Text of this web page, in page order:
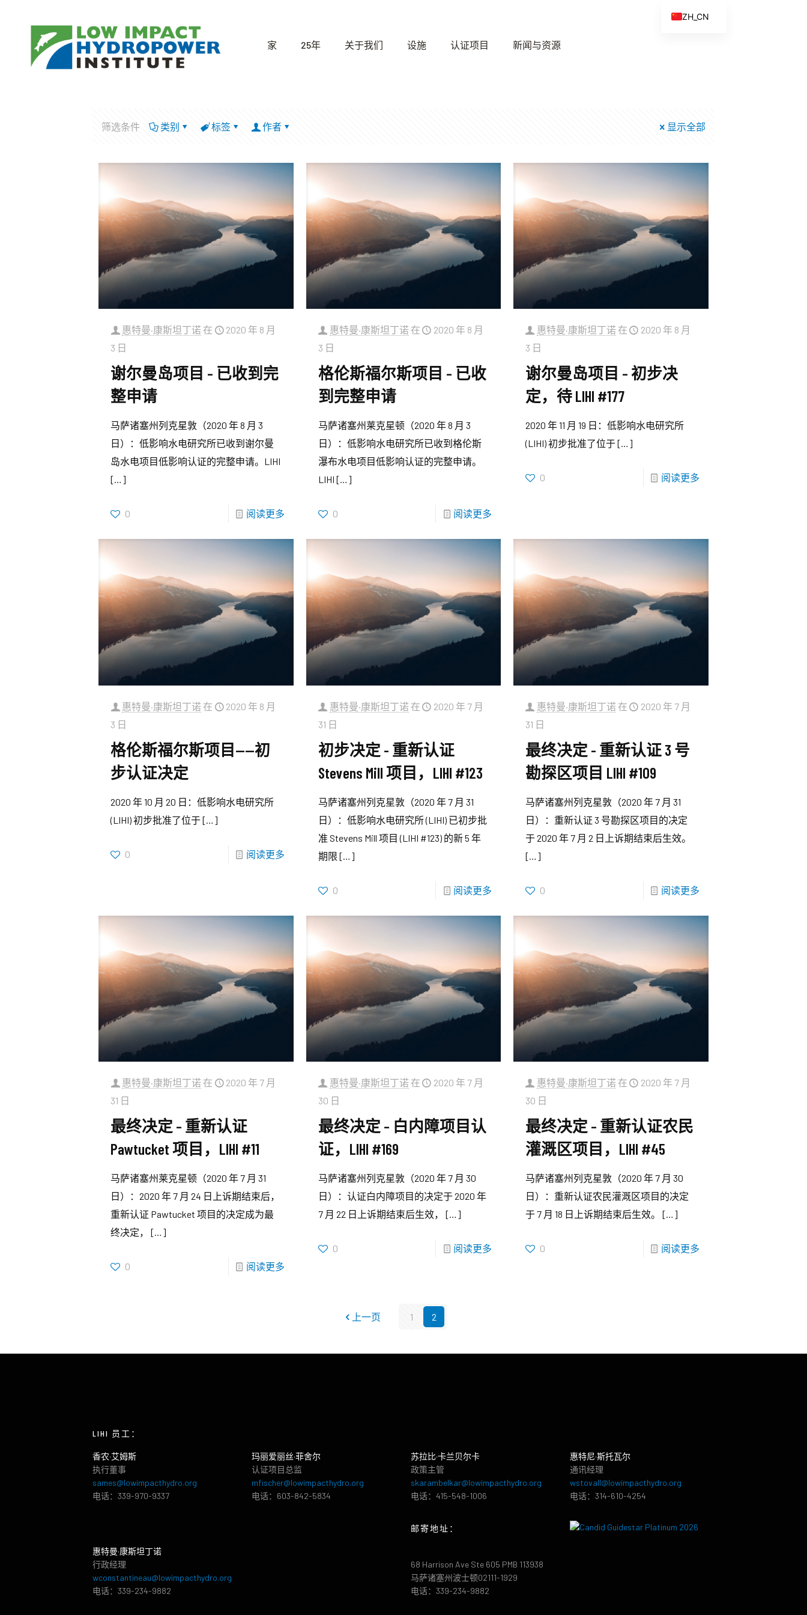
家 25年 关于我们 设施 认证项目 新闻与资源
筛选条件 类别 标签 作者 显示全部
惠特曼·康斯坦丁诺 在
2020 年 8 月
3 日
谢尔曼岛项目 – 已收到完
整申请
马萨诸塞州列克星敦（2020 年 8 月 3
日）：低影响水电研究所已收到谢尔曼
岛水电项目低影响认证的完整申请。LIHI
[…]
0 阅读更多
惠特曼·康斯坦丁诺 在
2020 年 8 月
3 日
格伦斯福尔斯项目 – 已收
到完整申请
马萨诸塞州莱克星顿（2020 年 8 月 3
日）：低影响水电研究所已收到格伦斯
瀑布水电项目低影响认证的完整申请。
LIHI […]
0 阅读更多
惠特曼·康斯坦丁诺 在
2020 年 8 月
3 日
谢尔曼岛项目 – 初步决
定，待 LIHI #177
2020 年 11 月 19 日：低影响水电研究所
(LIHI) 初步批准了位于[…]
0 阅读更多
惠特曼·康斯坦丁诺 在
2020 年 8 月
3 日
格伦斯福尔斯项目——初
步认证决定
2020 年 10 月 20 日：低影响水电研究所
(LIHI) 初步批准了位于[…]
0 阅读更多
惠特曼·康斯坦丁诺 在
2020 年 7 月
31 日
初步决定 - 重新认证
Stevens Mill 项目，LIHI #123
马萨诸塞州列克星敦（2020 年 7 月 31
日）：低影响水电研究所 (LIHI) 已初步批
准 Stevens Mill 项目 (LIHI #123) 的新 5 年
期限 […]
0 阅读更多
惠特曼·康斯坦丁诺 在
2020 年 7 月
31 日
最终决定 - 重新认证 3 号
勘探区项目 LIHI #109
马萨诸塞州列克星敦（2020 年 7 月 31
日）：重新认证 3 号勘探区项目的决定
于 2020 年 7 月 2 日上诉期结束后生效。
[…]
0 阅读更多
惠特曼·康斯坦丁诺 在
2020 年 7 月
31 日
最终决定 – 重新认证
Pawtucket 项目，LIHI #11
马萨诸塞州莱克星顿（2020 年 7 月 31
日）：2020 年 7 月 24 日上诉期结束后，
重新认证 Pawtucket 项目的决定成为最
终决定，
[…]
0 阅读更多
惠特曼·康斯坦丁诺 在
2020 年 7 月
30 日
最终决定 – 白内障项目认
证，LIHI #169
马萨诸塞州列克星敦（2020 年 7 月 30
日）：认证白内障项目的决定于 2020 年
7 月 22 日上诉期结束后生效，
[…]
0 阅读更多
惠特曼·康斯坦丁诺 在
2020 年 7 月
30 日
最终决定 – 重新认证农民
灌溉区项目，LIHI #45
马萨诸塞州列克星敦（2020 年 7 月 30
日）：重新认证农民灌溉区项目的决定
于 7 月 18 日上诉期结束后生效。
[…]
0 阅读更多
上一页 1 2
LIHI 员工：
香农·艾姆斯
执行董事
sames@lowimpacthydro.org
电话：339-970-9337
惠特曼·康斯坦丁诺
行政经理
wconstantineau@lowimpacthydro.org
电话：339-234-9882
玛丽爱丽丝·菲舍尔
认证项目总监
mfischer@lowimpacthydro.org
电话：603-842-5834
苏拉比·卡兰贝尔卡
政策主管
skarambelkar@lowimpacthydro.org
电话：415-548-1006
邮寄地址：
68 Harrison Ave Ste 605 PMB 113938
马萨诸塞州波士顿02111-1929
电话：339-234-9882
惠特尼·斯托瓦尔
通讯经理
wstovall@lowimpacthydro.org
电话：314-610-4254
ZH_CN